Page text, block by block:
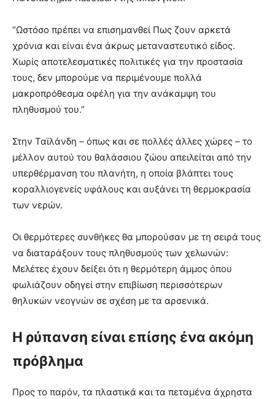
“Ωστόσο πρέπει να επισημανθεί Πως ζουν αρκετά
χρόνια και είναι ένα άκρως μεταναστευτικό είδος.
Χωρίς αποτελεσματικές πολιτικές για την προστασία
τους, δεν μπορούμε να περιμένουμε πολλά
μακροπρόθεσμα οφέλη για την ανάκαμψη του
πληθυσμού του.”
Στην Ταϊλάνδη – όπως και σε πολλές άλλες χώρες – το
μέλλον αυτού του θαλάσσιου ζώου απειλείται από την
υπερθέρμανση του πλανήτη, η οποία βλάπτει τους
κοραλλιογενείς υφάλους και αυξάνει τη θερμοκρασία
των νερών.
Οι θερμότερες συνθήκες θα μπορούσαν με τη σειρά τους
να διαταράξουν τους πληθυσμούς των χελωνών:
Μελέτες έχουν δείξει ότι η θερμότερη άμμος όπου
φωλιάζουν οδηγεί στην επιβίωση περισσότερων
θηλυκών νεογνών σε σχέση με τα αρσενικά.
Η ρύπανση είναι επίσης ένα ακόμη
πρόβλημα
Προς το παρόν, τα πλαστικά και τα πεταμένα άχρηστα